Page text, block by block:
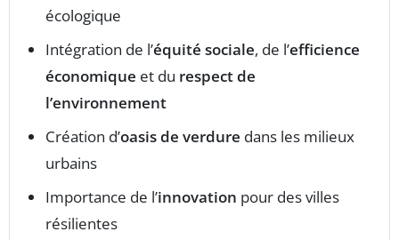
écologique
Intégration de l’équité sociale, de l’efficience
économique et du respect de
l’environnement
Création d’oasis de verdure dans les milieux
urbains
Importance de l’innovation pour des villes
résilientes